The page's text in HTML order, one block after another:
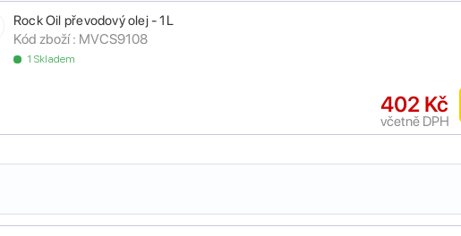
Rock Oil převodový olej - 1L
Kód zboží : MVCS9108
1 Skladem
402 Kč
včetně DPH